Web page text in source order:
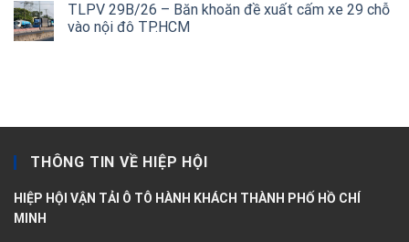
TLPV 29B/26 – Băn khoăn đề xuất cấm xe 29 chỗ
vào nội đô TP.HCM
THÔNG TIN VỀ HIỆP HỘI
HIỆP HỘI VẬN TẢI Ô TÔ HÀNH KHÁCH THÀNH PHỐ HỒ CHÍ
MINH